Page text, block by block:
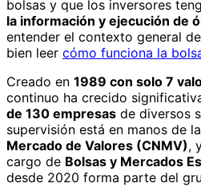
bolsas y que los inversores
la información y ejecución de
entender el contexto general
bien leer cómo funciona la
Creado en 1989 con solo 7
continuo ha crecido
de 130 empresas de diversos
supervisión está en manos de la
Mercado de Valores (CNMV),
cargo de Bolsas y Mercados
desde 2020 forma parte del